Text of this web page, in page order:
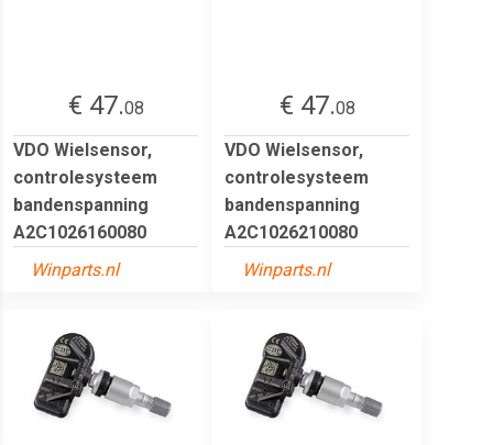
€ 47.08
VDO Wielsensor,
controlesysteem
bandenspanning
A2C1026160080
Winparts.nl
€ 47.08
VDO Wielsensor,
controlesysteem
bandenspanning
A2C1026210080
Winparts.nl